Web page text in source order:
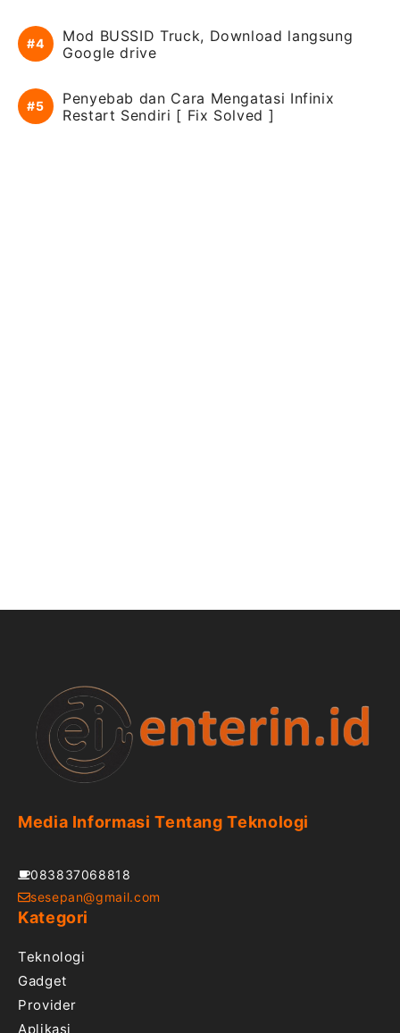
Mod BUSSID Truck, Download langsung
Google drive
Penyebab dan Cara Mengatasi Infinix
Restart Sendiri [ Fix Solved ]
Media Informasi Tentang Teknologi
083837068818
sesepan@gmail.com
Kategori
Teknologi
Gadget
Provider
Aplikasi